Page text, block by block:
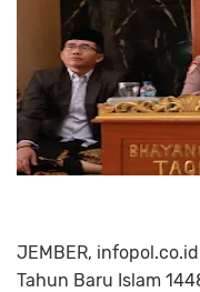
JEMBER,
Tahun Baru Islam